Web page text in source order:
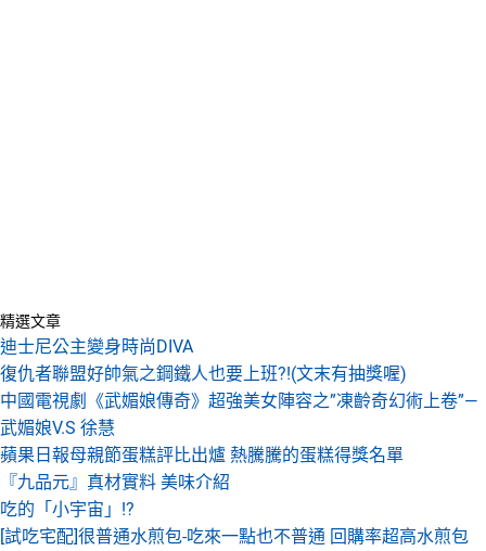
精選文章
迪士尼公主變身時尚DIVA
復仇者聯盟好帥氣之鋼鐵人也要上班?!(文末有抽獎喔)
中國電視劇《武媚娘傳奇》超強美女陣容之”凍齡奇幻術上卷”—
武媚娘V.S 徐慧
蘋果日報母親節蛋糕評比出爐 熱騰騰的蛋糕得獎名單
『九品元』真材實料 美味介紹
吃的「小宇宙」!?
[試吃宅配]很普通水煎包-吃來一點也不普通 回購率超高水煎包